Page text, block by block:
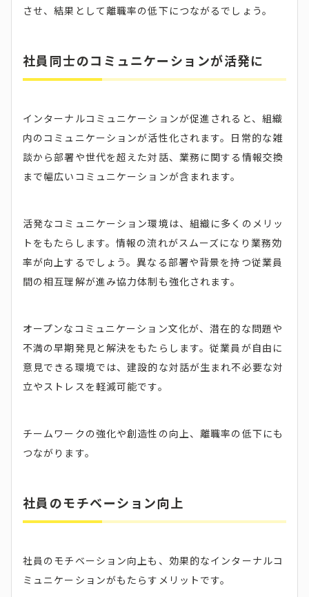
させ、結果として離職率の低下につながるでしょう。
社員同士のコミュニケーションが活発に
インターナルコミュニケーションが促進されると、組織
内のコミュニケーションが活性化されます。日常的な雑
談から部署や世代を超えた対話、業務に関する情報交換
まで幅広いコミュニケーションが含まれます。
活発なコミュニケーション環境は、組織に多くのメリッ
トをもたらします。情報の流れがスムーズになり業務効
率が向上するでしょう。異なる部署や背景を持つ従業員
間の相互理解が進み協力体制も強化されます。
オープンなコミュニケーション文化が、潜在的な問題や
不満の早期発見と解決をもたらします。従業員が自由に
意見できる環境では、建設的な対話が生まれ不必要な対
立やストレスを軽減可能です。
チームワークの強化や創造性の向上、離職率の低下にも
つながります。
社員のモチベーション向上
社員のモチベーション向上も、効果的なインターナルコ
ミュニケーションがもたらすメリットです。